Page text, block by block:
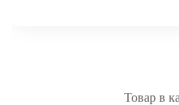
Товар в